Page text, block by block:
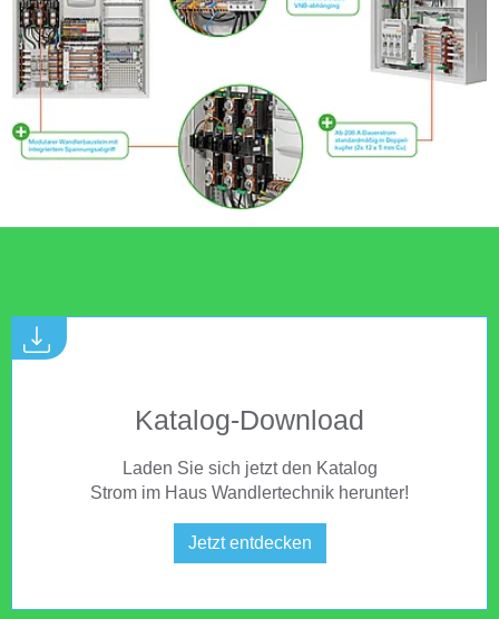
Katalog-Download
Laden Sie sich jetzt den Katalog
Strom im Haus Wandlertechnik herunter!
Jetzt entdecken